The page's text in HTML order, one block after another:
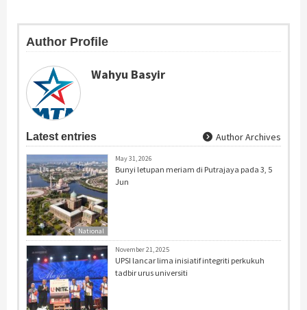
Author Profile
Wahyu Basyir
Latest entries Author Archives
National
May 31, 2026
Bunyi letupan meriam di Putrajaya pada 3, 5
Jun
November 21, 2025
UPSI lancar lima inisiatif integriti perkukuh
tadbir urus universiti